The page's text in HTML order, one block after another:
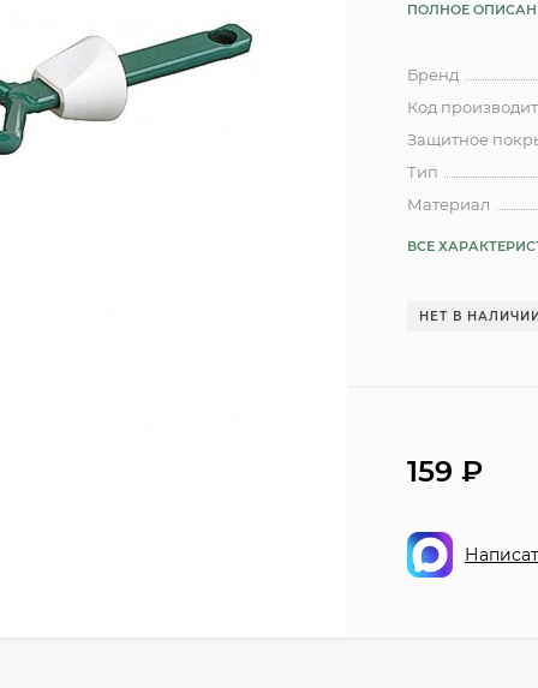
ПОЛНОЕ
Бренд
Код
Защитное
Тип
Материал
ВСЕ
НЕТ В
159